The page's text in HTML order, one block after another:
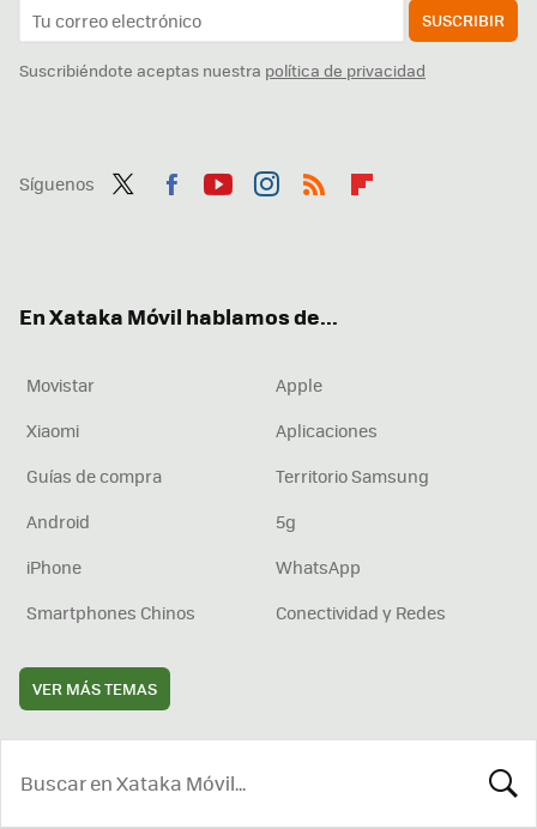
SUSCRIBIR
Suscribiéndote aceptas nuestra política de privacidad
Síguenos
En Xataka Móvil hablamos de...
Movistar
Apple
Xiaomi
Aplicaciones
Guías de compra
Territorio Samsung
Android
5g
iPhone
WhatsApp
Smartphones Chinos
Conectividad y Redes
VER MÁS TEMAS